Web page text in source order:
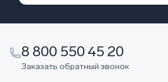
8 800 550 45 20
Заказать обратный звонок